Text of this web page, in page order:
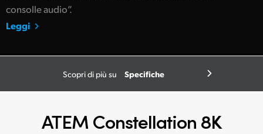
consolle audio”.
Leggi
Scopri di più su Specifiche
ATEM Constellation 8K